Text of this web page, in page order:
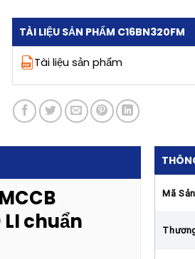
TÀI LIỆU SẢN PHẨM C16BN320FM
Tài liệu sản phẩm
chuẩn
Mã